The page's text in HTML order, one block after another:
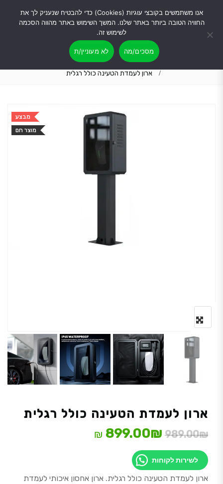
מוצרים
ארון לעמדת הטעינה
ארון לעמדת הטעינה כולל רגלית
מבצע
מוצר חם
ארון לעמדת הטעינה כולל רגלית
989.00₪ המחיר המקורי היה: 989.00₪.
899.00₪ המחיר הנוכחי הוא: 899.00₪.
₪
לשירות לקוחות
ארון לעמדת הטעינה כולל רגלית. ארון אחסון איכותי לעמדת
אנו משתמשים בקובצי עוגיות (Cookies) כדי להבטיח שנעניק לך את
החוויה הטובה ביותר באתר שלנו. המשך השימוש באתר מהווה הסכמה
לשימוש זה.
מסכים/מה לא מעוניין/ת